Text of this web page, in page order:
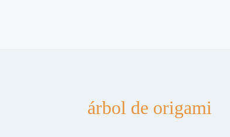
árbol de origami